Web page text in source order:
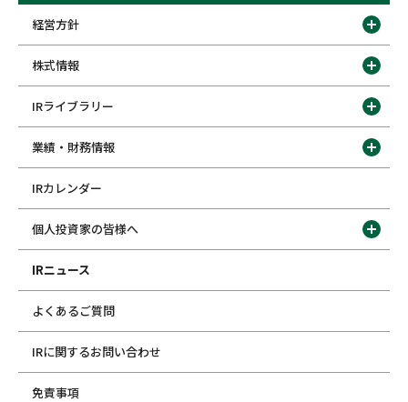
経営方針
株式情報
IRライブラリー
業績・財務情報
IRカレンダー
個人投資家の皆様へ
IRニュース
よくあるご質問
IRに関するお問い合わせ
免責事項